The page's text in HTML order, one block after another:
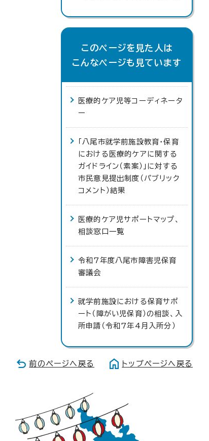
このページを見た人は
こんなページも見ています
医療的ケア児等コーディネータ
ー
「八尾市就学前施設教育・保育
における医療的ケアに関する
ガイドライン（素案）」に対する
市民意見提出制度（パブリック
コメント）結果
医療的ケア児サポートマップ、
相談窓口一覧
令和7年度八尾市障害児保育
審議会
就学前施設における保育サポ
ート（障がい児保育）の相談、入
所申請（令和7年4月入所分）
前のページへ戻る トップページへ戻る